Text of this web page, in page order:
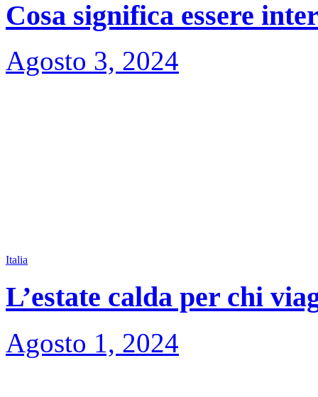
Cosa significa essere
Agosto 3, 2024
Italia
L’estate calda per chi
Agosto 1, 2024